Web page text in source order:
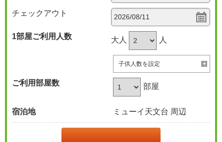
チェックアウト
1部屋ご利用人数 大人 人
子供人数を設定
ご利用部屋数 部屋
宿泊地 ミューイ天文台 周辺